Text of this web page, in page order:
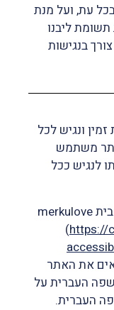
עת, ועל מנת
ליבנו
בנגישות
ונגיש לכל
משתמש
לנגיש ככל
באתר הותקן פאנל נגישות ברישיון מבית merkulove
(https://
את האתר
העברית על
העברית.